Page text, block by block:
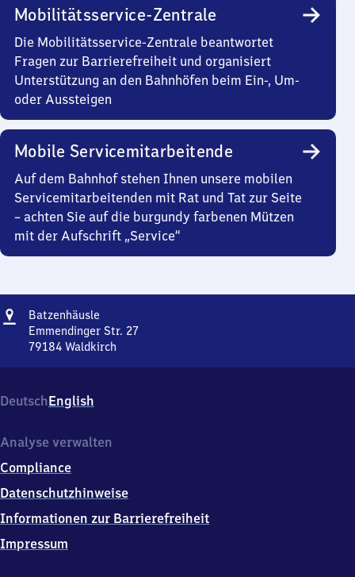
Mobilitätsservice-Zentrale
Die Mobilitätsservice-Zentrale beantwortet
Fragen zur Barrierefreiheit und organisiert
Unterstützung an den Bahnhöfen beim Ein-, Um-
oder Aussteigen
Mobile Servicemitarbeitende
Auf dem Bahnhof stehen Ihnen unsere mobilen
Servicemitarbeitenden mit Rat und Tat zur Seite
– achten Sie auf die burgundy farbenen Mützen
mit der Aufschrift „Service“
Adresse
Batzenhäusle
Emmendinger Str. 27
79184 Waldkirch
Str.
27,
9
8
4
DeutschEnglish
Analyse verwalten
Compliance
Datenschutzhinweise
Informationen zur Barrierefreiheit
Impressum